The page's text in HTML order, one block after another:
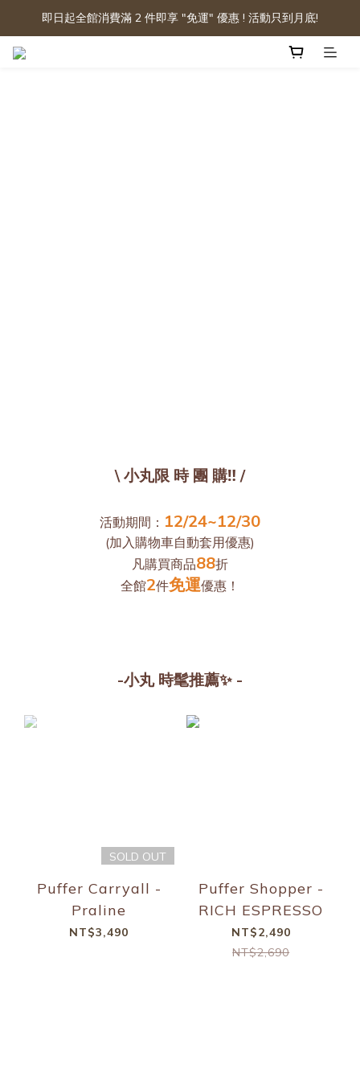
即日起全館消費滿 2 件即享 "免運" 優惠 ! 活動只到月底!
\ 小丸限 時 團 購‼️ /
活動期間： 12/24~12/30
(加入購物車自動套用優惠)
凡購買商品88折
全館2件免運優惠！
-小丸 時髦推薦✨ -
SOLD OUT
Puffer Carryall -
Praline
NT$3,490
Puffer Shopper -
RICH ESPRESSO
NT$2,490
NT$2,690